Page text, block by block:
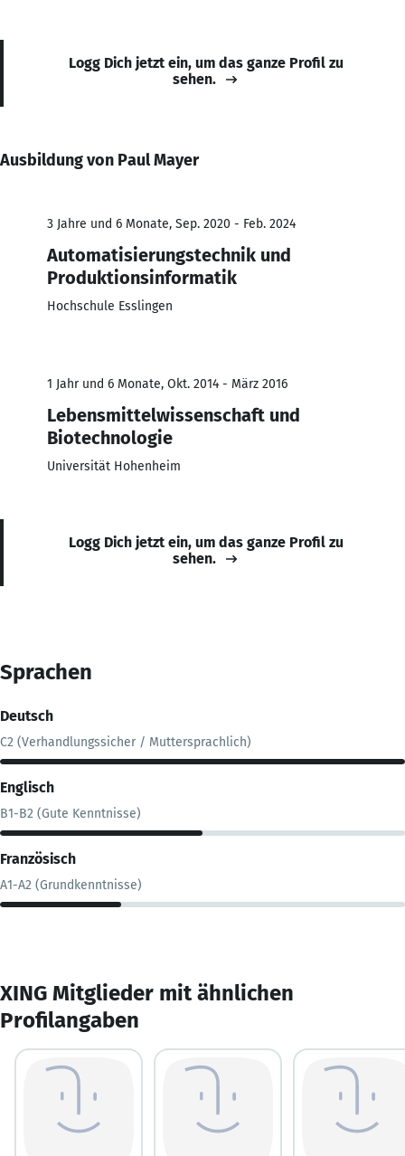
Logg Dich jetzt ein, um das ganze Profil zu
sehen.
Ausbildung von Paul Mayer
3 Jahre und 6 Monate, Sep. 2020 - Feb. 2024
Automatisierungstechnik und
Produktionsinformatik
Hochschule Esslingen
1 Jahr und 6 Monate, Okt. 2014 - März 2016
Lebensmittelwissenschaft und
Biotechnologie
Universität Hohenheim
Logg Dich jetzt ein, um das ganze Profil zu
sehen.
Sprachen
Deutsch
C2 (Verhandlungssicher / Muttersprachlich)
Englisch
B1-B2 (Gute Kenntnisse)
Französisch
A1-A2 (Grundkenntnisse)
XING Mitglieder mit ähnlichen
Profilangaben